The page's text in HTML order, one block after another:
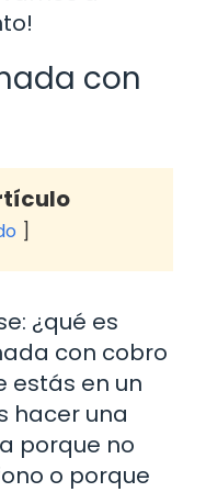
con
¿qué es
con cobro
estás en un
hacer una
porque no
o porque